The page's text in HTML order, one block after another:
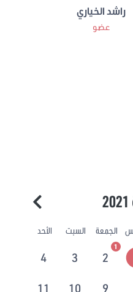
الخياري
عضو
الجمعة السبت الأحد
1